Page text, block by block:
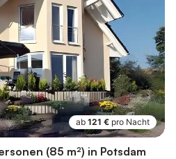
ab 121 € pro Nacht
(85 m²) in Potsdam